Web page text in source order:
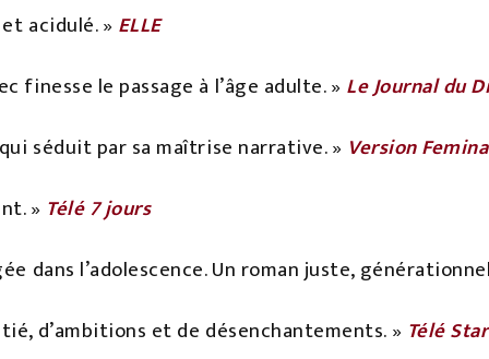
acidulé. » ELLE
finesse le passage à l’âge adulte. » Le Journal du
séduit par sa maîtrise narrative. » Version Femina
» Télé 7 jours
dans l’adolescence. Un roman juste,
d’ambitions et de désenchantements. » Télé Star